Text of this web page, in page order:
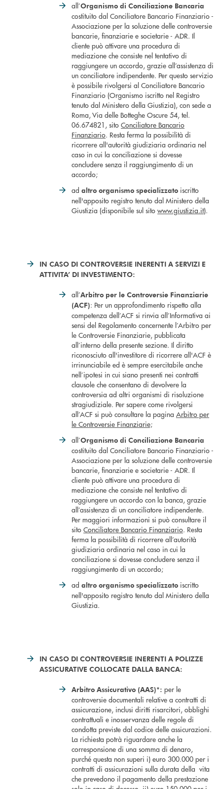
all’Organismo di Conciliazione Bancaria
costituito dal Conciliatore Bancario Finanziario -
Associazione per la soluzione delle controversie
bancarie, finanziarie e societarie - ADR. Il
cliente può attivare una procedura di
mediazione che consiste nel tentativo di
raggiungere un accordo, grazie all’assistenza di
un conciliatore indipendente. Per questo servizio
è possibile rivolgersi al Conciliatore Bancario
Finanziario (Organismo iscritto nel Registro
tenuto dal Ministero della Giustizia), con sede a
Roma, Via delle Botteghe Oscure 54, tel.
06.674821, sito Conciliatore Bancario
Finanziario. Resta ferma la possibilità di
ricorrere all'autorità giudiziaria ordinaria nel
caso in cui la conciliazione si dovesse
concludere senza il raggiungimento di un
accordo;
ad altro organismo specializzato iscritto
nell'apposito registro tenuto dal Ministero della
Giustizia (disponibile sul sito www.giustizia.it).
IN CASO DI CONTROVERSIE INERENTI A SERVIZI E
ATTIVITA’ DI INVESTIMENTO:
all’Arbitro per le Controversie Finanziarie
(ACF): Per un approfondimento rispetto alla
competenza dell’ACF si rinvia all’Informativa ai
sensi del Regolamento concernente l’Arbitro per
le Controversie Finanziarie, pubblicata
all’interno della presente sezione. Il diritto
riconosciuto all'investitore di ricorrere all'ACF è
irrinunciabile ed è sempre esercitabile anche
nell’ipotesi in cui siano presenti nei contratti
clausole che consentano di devolvere la
controversia ad altri organismi di risoluzione
stragiudiziale. Per sapere come rivolgersi
all’ACF si può consultare la pagina Arbitro per
le Controversie Finanziarie;
all’Organismo di Conciliazione Bancaria
costituito dal Conciliatore Bancario Finanziario -
Associazione per la soluzione delle controversie
bancarie, finanziarie e societarie - ADR. Il
cliente può attivare una procedura di
mediazione che consiste nel tentativo di
raggiungere un accordo con la banca, grazie
all’assistenza di un conciliatore indipendente.
Per maggiori informazioni si può consultare il
sito Conciliatore Bancario Finanziario. Resta
ferma la possibilità di ricorrere all’autorità
giudiziaria ordinaria nel caso in cui la
conciliazione si dovesse concludere senza il
raggiungimento di un accordo;
ad altro organismo specializzato iscritto
nell'apposito registro tenuto dal Ministero della
Giustizia.
IN CASO DI CONTROVERSIE INERENTI A POLIZZE
ASSICURATIVE COLLOCATE DALLA BANCA:
Arbitro Assicurativo (AAS)*: per le
controversie documentali relative a contratti di
assicurazione, inclusi diritti risarcitori, obblighi
contrattuali e inosservanza delle regole di
condotta previste dal codice delle assicurazioni.
La richiesta potrà riguardare anche la
corresponsione di una somma di denaro,
purché questa non superi i) euro 300.000 per i
contratti di assicurazioni sulla durata della vita
che prevedono il pagamento della prestazione